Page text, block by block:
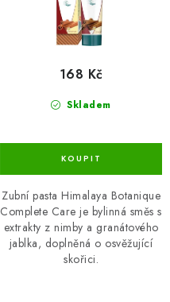
Skladem
168 Kč
Zubní pasta Himalaya Botanique
Complete Care je bylinná směs s
extrakty z nimby a granátového
jablka, doplněná o osvěžující
skořici.